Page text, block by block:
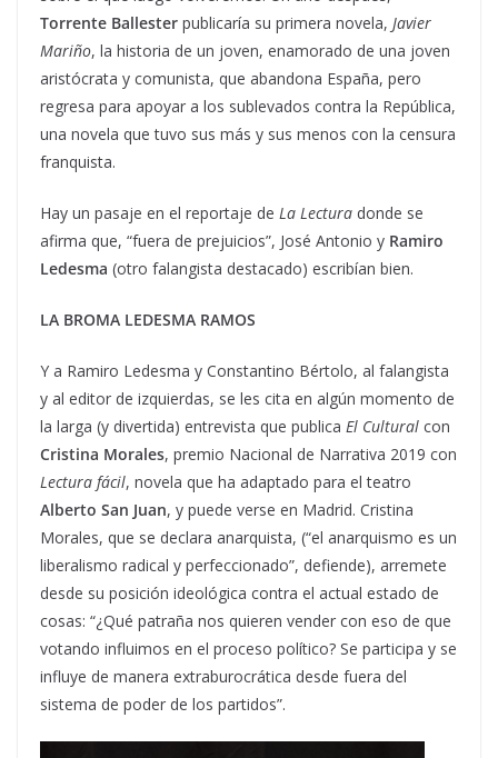
Torrente Ballester publicaría su primera novela, Javier
Mariño, la historia de un joven, enamorado de una joven
aristócrata y comunista, que abandona España, pero
regresa para apoyar a los sublevados contra la República,
una novela que tuvo sus más y sus menos con la censura
franquista.
Hay un pasaje en el reportaje de La Lectura donde se
afirma que, “fuera de prejuicios”, José Antonio y Ramiro
Ledesma (otro falangista destacado) escribían bien.
LA BROMA LEDESMA RAMOS
Y a Ramiro Ledesma y Constantino Bértolo, al falangista
y al editor de izquierdas, se les cita en algún momento de
la larga (y divertida) entrevista que publica El Cultural con
Cristina Morales, premio Nacional de Narrativa 2019 con
Lectura fácil, novela que ha adaptado para el teatro
Alberto San Juan, y puede verse en Madrid. Cristina
Morales, que se declara anarquista, (“el anarquismo es un
liberalismo radical y perfeccionado”, defiende), arremete
desde su posición ideológica contra el actual estado de
cosas: “¿Qué patraña nos quieren vender con eso de que
votando influimos en el proceso político? Se participa y se
influye de manera extraburocrática desde fuera del
sistema de poder de los partidos”.